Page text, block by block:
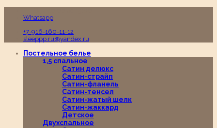
Whatsapp
+7-916-160-11-12
sleeppp.ru@yandex.ru
Постельное белье
1,5 спальное
Сатин делюкс
Сатин-страйп
Сатин-фланель
Сатин-тенсел
Сатин-жатый шелк
Сатин-жаккард
Детское
Двухспальное